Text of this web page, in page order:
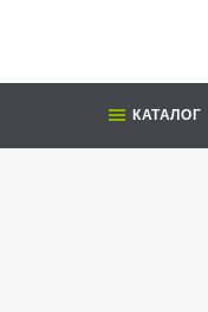
КАТАЛОГ